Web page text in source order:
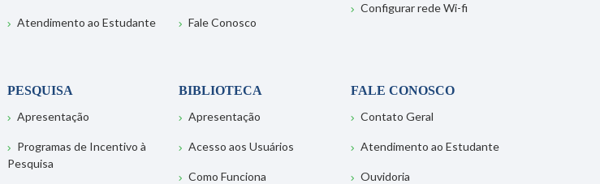
Atendimento ao Estudante Fale Conosco
Configurar rede Wi-fi
PESQUISA
Apresentação
Programas de Incentivo à
Pesquisa
BIBLIOTECA
Apresentação
Acesso aos Usuários
Como Funciona
FALE CONOSCO
Contato Geral
Atendimento ao Estudante
Ouvidoria